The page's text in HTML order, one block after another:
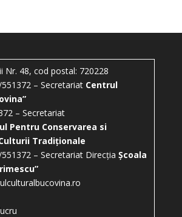
Nr. 48, cod postal: 720228
– Secretariat Centrul
– Secretariat
Pentru Conservarea si
Tradiționale
– Secretariat Direcția Școala